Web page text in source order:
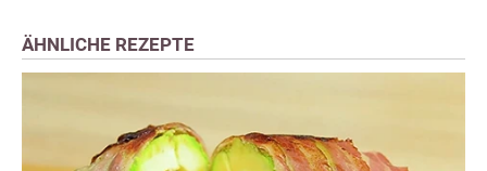
ÄHNLICHE REZEPTE